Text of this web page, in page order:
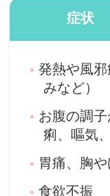
症状
発熱や風
みなど）
お腹の調
痢、嘔気
胃痛、胸や
食欲不振